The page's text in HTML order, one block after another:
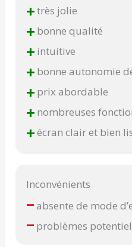
+très jolie
+ bonne qualité
+ intuitive
+ bonne autonomie
+ prix abordable
+ nombreuses
+écran clair et bien
Inconvénients
–absente de mode
– problèmes